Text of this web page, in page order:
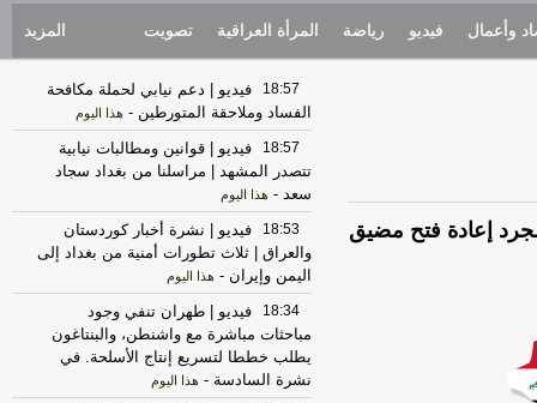
وأعمال فيديو رياضة المرأة العراقية تصويت المزيد
إعادة فتح مضيق
18:57
فيديو | دعم نيابي لحملة مكافحة
الفساد وملاحقة المتورطين - هذا اليوم
18:57
فيديو | قوانين ومطالبات نيابية
تتصدر المشهد | مراسلنا من بغداد سجاد
سعد - هذا اليوم
18:53
فيديو | نشرة أخبار كوردستان
والعراق | ثلاث تطورات أمنية من بغداد إلى
اليمن وإيران - هذا اليوم
18:34
فيديو | طهران تنفي وجود
مباحثات مباشرة مع واشنطن، والبنتاغون
يطلب خططا لتسريع إنتاج الأسلحة. في
نشرة السادسة - هذا اليوم